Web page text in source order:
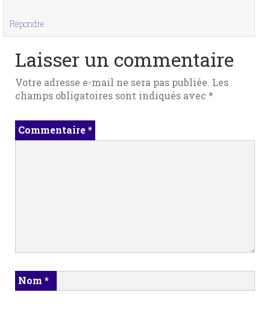
Répondre
Laisser un commentaire
Votre adresse e-mail ne sera pas publiée. Les
champs obligatoires sont indiqués avec *
Commentaire*
Nom *